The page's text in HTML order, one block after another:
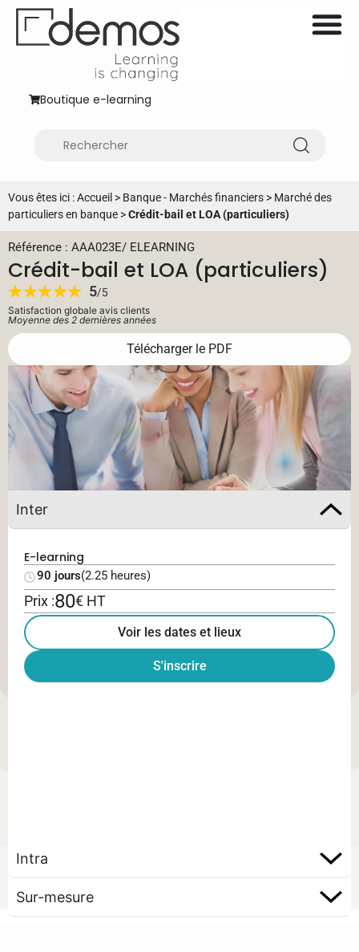
Boutique e-learning
Vous êtes ici :Accueil > Banque - Marchés financiers > Marché des
particuliers en banque >Crédit-bail et LOA (particuliers)
Référence : AAA023E/ ELEARNING
Crédit-bail et LOA (particuliers)
Satisfaction globale avis clients
Moyenne des 2 dernières années
Télécharger le PDF
Inter
E-learning
90 jours(2.25 heures)
Prix :80€ HT
Voir les dates et lieux
S'inscrire
Intra
Sur-mesure